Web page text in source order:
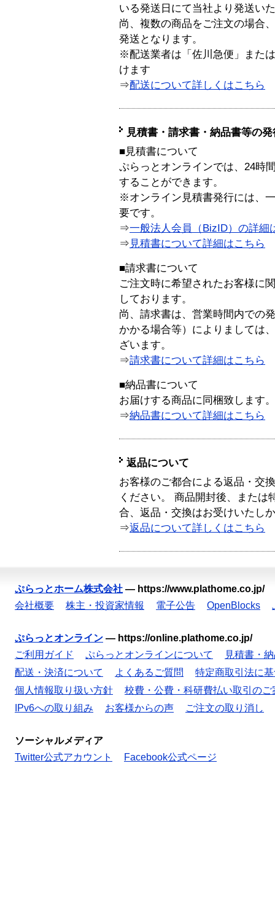
いる発送日にて当社より発送い
尚、複数の商品をご注文の場合
発送となります。
※配送業者は「佐川急便」また
けます
⇒配送について詳しくはこちら
見積書・請求書・納品書等の
■見積書について
ぷらっとオンラインでは、24時
することができます。
※オンライン見積書発行には、
要です。
⇒一般法人会員（BizID）の詳細
⇒ 見積書について詳細はこちら
■請求書について
ご注文時に希望されたお客様に
しております。
尚、請求書は、営業時間内での
かかる場合等）によりましては
ざいます。
⇒請求書について詳細はこちら
■納品書について
お届けする商品に同梱致します。
⇒納品書について詳細はこちら
返品について
お客様のご都合による返品・交
ください。 商品開封後、または
合、返品・交換はお受けいたし
⇒返品について詳しくはこちら
ぷらっとホーム株式会社 — https://www.plathome.co.jp/
会社概要
株主・投資家情報 電子公告 OpenBlocks
ぷらっとオンライン — https://online.plathome.co.jp/
ご利用ガイド
ぷらっとオンラインについて
見積書・
配送・決済について
よくあるご質問
特定商取引法に
個人情報取り扱い方針
校費・公費・科研費払い取引のご
IPv6への取り組み
お客様からの声 ご注文の取り消し
ソーシャルメディア
Twitter公式アカウント
Facebook公式ページ